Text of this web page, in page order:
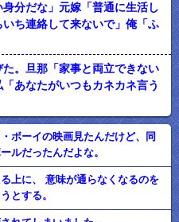
分だな」元嫁「普通に生活し
ち連絡して来ないで」俺「ふ
。旦那「家事と両立できない
あなたがいつもカネカネ言う
ボーイの映画見たんだけど、同
ルだったんだよな。
上に、 意味が通らなくなるのを
とする。